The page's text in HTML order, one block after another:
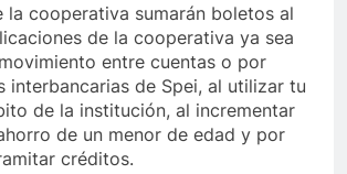
la cooperativa sumarán boletos al
de la cooperativa ya sea
entre cuentas o por
interbancarias de Spei, al utilizar tu
de la institución, al incrementar
de un menor de edad y por
créditos.